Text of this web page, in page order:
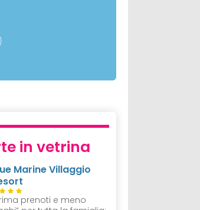
in vetrina
Marine Villaggio
prenoti e meno